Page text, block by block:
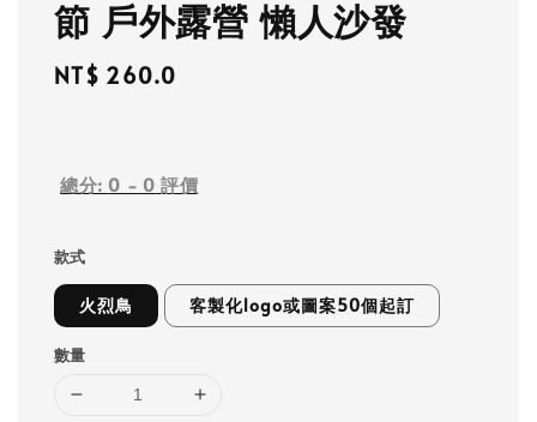
節 戶外露營 懶人沙發
Regular
NT$ 260.0
總分: 0 - 0 評價
款式
火烈鳥 客製化logo或圖案50個起訂
數量